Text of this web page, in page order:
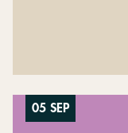
05 SEP